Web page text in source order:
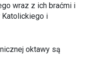
wraz z ich braćmi i
Katolickiego i
oktawy są